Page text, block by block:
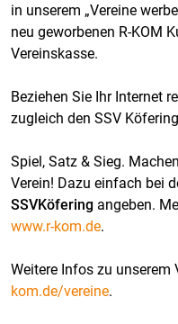
in unserem „Vereine
neu geworbenen R-KOM
Vereinskasse.
Beziehen Sie Ihr Internet
zugleich den SSV
Spiel, Satz & Sieg.
Verein! Dazu einfach bei
SSVKöfering angeben.
www.r-kom.de.
Weitere Infos zu unserem
kom.de/vereine.